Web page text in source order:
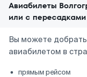
Авиабилеты
или с пересадками
Вы можете
авиабилетом в
прямым рейсом